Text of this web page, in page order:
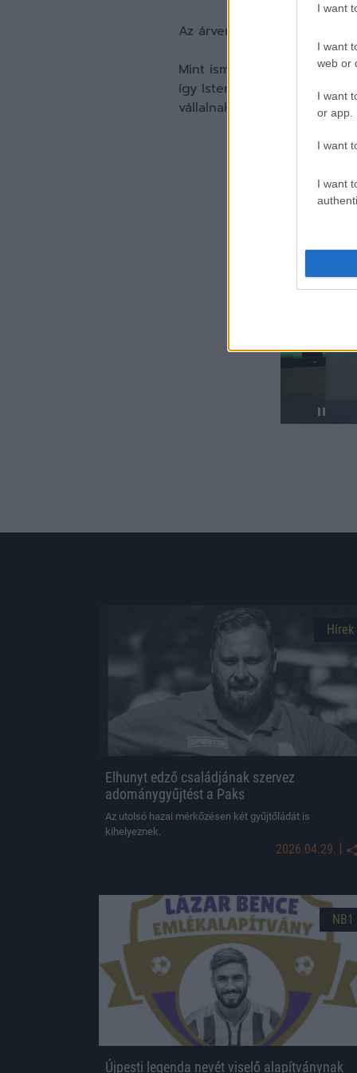
I want
I want
web or
I want
or app.
I want
I want
Az árverés linkje
Mint ismeretes, a legutóbbi
így Istenes Bence, Kocsis
vállalnak, elég csak Lisztes
Hírek
Elhunyt edző családjának szervez
adománygyűjtést a Paks
Az utolsó hazai mérkőzésen két gyűjtőládát is
kihelyeznek.
2026.04.29. |
NB1
Újpesti legenda nevét viselő alapítványnak